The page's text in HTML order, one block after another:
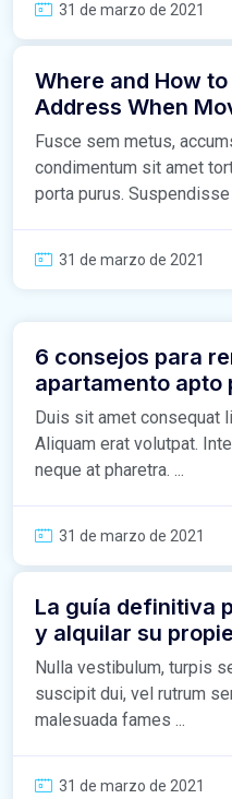
31 de marzo de 2021
Where and How
Address When
Fusce sem metus,
condimentum sit amet
porta purus. Suspendisse
31 de marzo de 2021
6 consejos para
apartamento apto
Duis sit amet consequat
Aliquam erat volutpat.
neque at pharetra. ...
31 de marzo de 2021
La guía definitiva
y alquilar su
Nulla vestibulum, turpis
suscipit dui, vel rutrum
malesuada fames ...
31 de marzo de 2021